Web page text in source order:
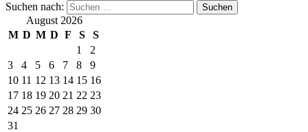
Suchen nach:
August 2026
M D M D F S
S
1
2
3
4 5 6 7 8
9
10 11 12 13 14 15 16
17 18 19 20 21 22 23
24 25 26 27 28 29 30
31